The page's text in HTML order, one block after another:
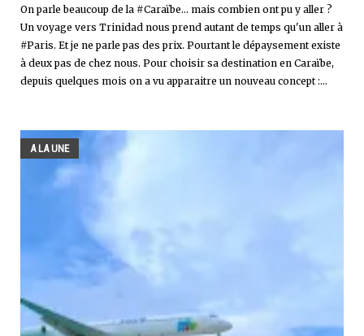
On parle beaucoup de la #Caraïbe... mais combien ont pu y aller ?
Un voyage vers Trinidad nous prend autant de temps qu'un aller à
#Paris. Et je ne parle pas des prix. Pourtant le dépaysement existe
à deux pas de chez nous. Pour choisir sa destination en Caraïbe,
depuis quelques mois on a vu apparaitre un nouveau concept :...
A LA UNE